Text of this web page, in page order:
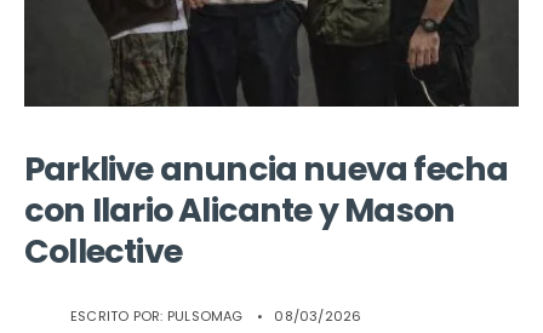
Parklive anuncia nueva fecha
con Ilario Alicante y Mason
Collective
ESCRITO POR: PULSOMAG • 08/03/2026